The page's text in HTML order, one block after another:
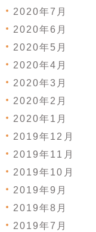
2020年7月
2020年6月
2020年5月
2020年4月
2020年3月
2020年2月
2020年1月
2019年12月
2019年11月
2019年10月
2019年9月
2019年8月
2019年7月